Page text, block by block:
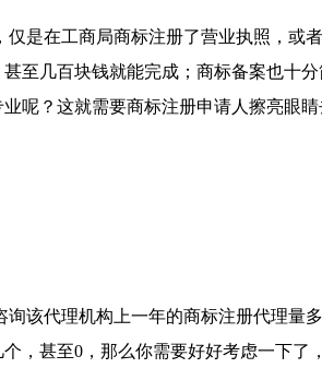
仅是在工商局商标注册了营业执照，
至几百块钱就能完成；商标备案也十
呢？这就需要商标注册申请人擦亮眼睛
询该代理机构上一年的商标注册代理量
，甚至0，那么你需要好好考虑一下了